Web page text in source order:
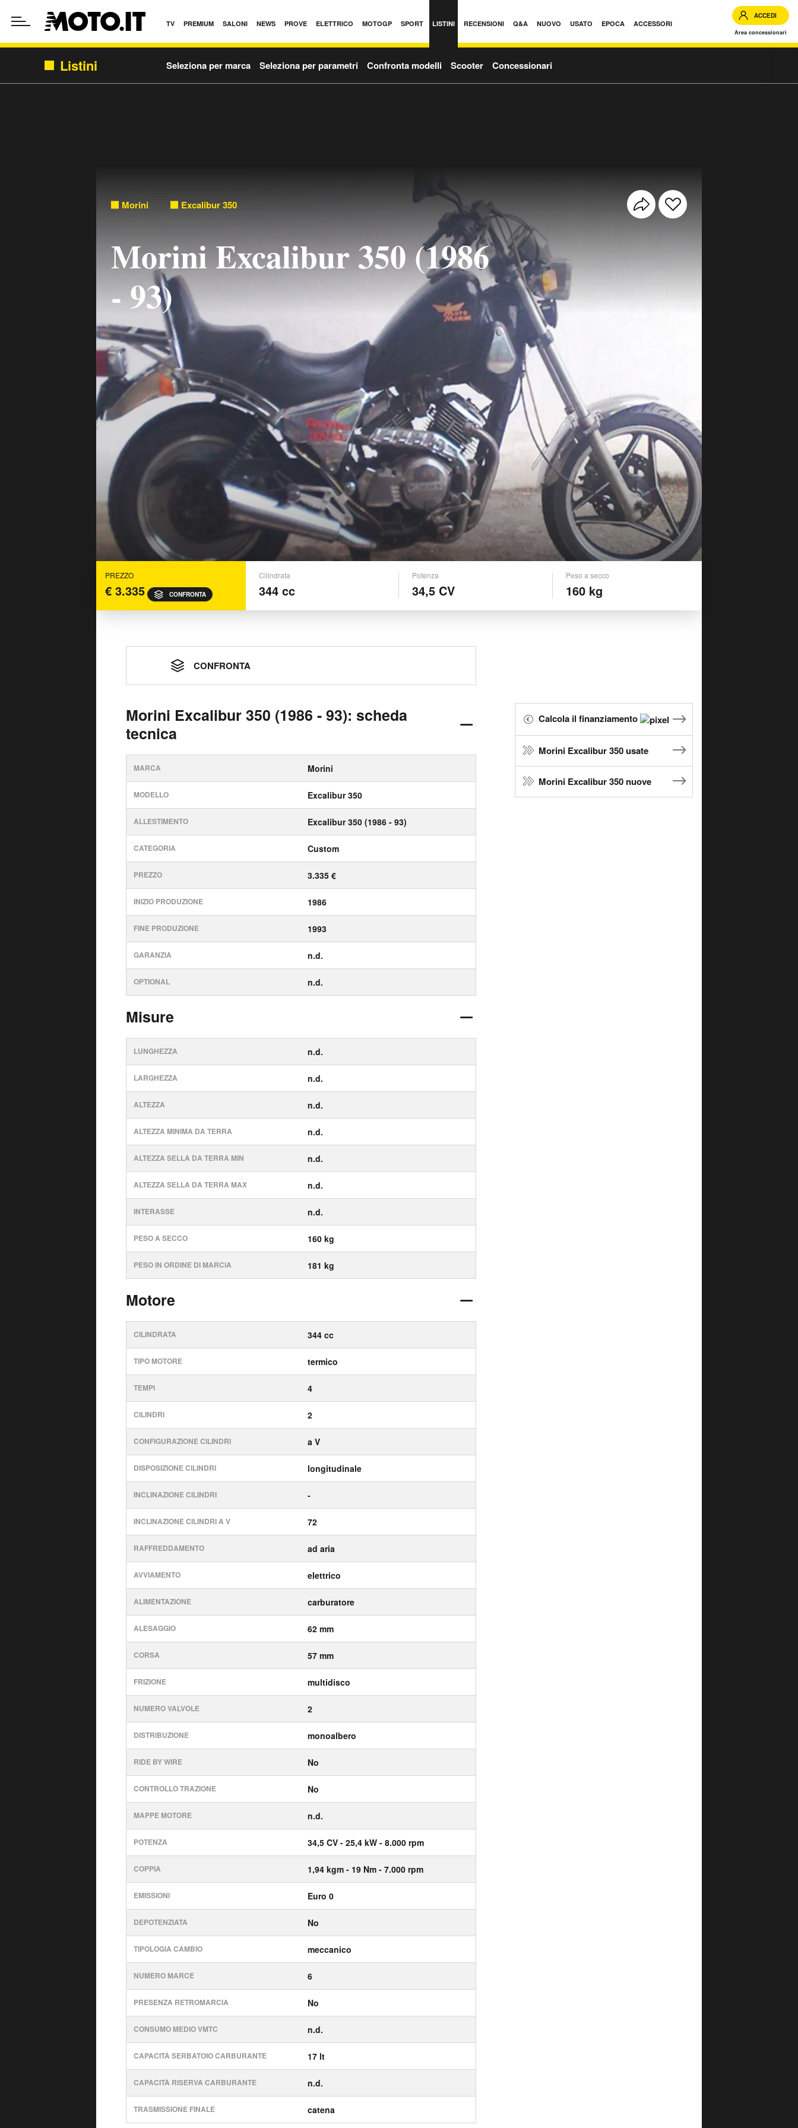
TV PREMIUM SALONI NEWS PROVE ELETTRICO MOTOGP SPORT LISTINI RECENSIONI Q&A NUOVO USATO EPOCA ACCESSORI
ACCEDI
Area concessionari
Listini Seleziona per marca Seleziona per parametri Confronta modelli Scooter Concessionari
Morini Excalibur 350
Morini Excalibur 350 (1986
- 93)
PREZZO
€ 3.335 CONFRONTA
Cilindrata
344 cc
Potenza
34,5 CV
Peso a secco
160 kg
CONFRONTA
Morini Excalibur 350 (1986 - 93): scheda
tecnica
MARCA Morini
MODELLO Excalibur 350
ALLESTIMENTO Excalibur 350 (1986 - 93)
CATEGORIA Custom
PREZZO 3.335 €
INIZIO PRODUZIONE 1986
FINE PRODUZIONE 1993
GARANZIA n.d.
OPTIONAL n.d.
Misure
LUNGHEZZA n.d.
LARGHEZZA n.d.
ALTEZZA n.d.
ALTEZZA MINIMA DA TERRA n.d.
ALTEZZA SELLA DA TERRA MIN n.d.
ALTEZZA SELLA DA TERRA MAX n.d.
INTERASSE n.d.
PESO A SECCO 160 kg
PESO IN ORDINE DI MARCIA 181 kg
Motore
CILINDRATA 344 cc
TIPO MOTORE termico
TEMPI 4
CILINDRI 2
CONFIGURAZIONE CILINDRI a V
DISPOSIZIONE CILINDRI longitudinale
INCLINAZIONE CILINDRI -
INCLINAZIONE CILINDRI A V 72
RAFFREDDAMENTO ad aria
AVVIAMENTO elettrico
ALIMENTAZIONE carburatore
ALESAGGIO 62 mm
CORSA 57 mm
FRIZIONE multidisco
NUMERO VALVOLE 2
DISTRIBUZIONE monoalbero
RIDE BY WIRE No
CONTROLLO TRAZIONE No
MAPPE MOTORE n.d.
POTENZA 34,5 CV - 25,4 kW - 8.000 rpm
COPPIA 1,94 kgm - 19 Nm - 7.000 rpm
EMISSIONI Euro 0
DEPOTENZIATA No
TIPOLOGIA CAMBIO meccanico
NUMERO MARCE 6
PRESENZA RETROMARCIA No
CONSUMO MEDIO VMTC n.d.
CAPACITÀ SERBATOIO CARBURANTE 17 lt
CAPACITÀ RISERVA CARBURANTE n.d.
TRASMISSIONE FINALE catena
Calcola il finanziamento
Morini Excalibur 350 usate
Morini Excalibur 350 nuove